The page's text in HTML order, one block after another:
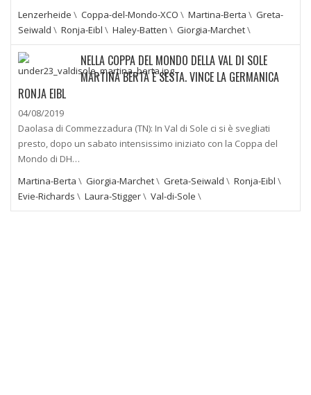
Lenzerheide \ Coppa-del-Mondo-XCO \ Martina-Berta \ Greta-
Seiwald \ Ronja-Eibl \ Haley-Batten \ Giorgia-Marchet\
NELLA COPPA DEL MONDO DELLA VAL DI SOLE
MARTINA BERTA È SESTA. VINCE LA GERMANICA
RONJA EIBL
04/08/2019
Daolasa di Commezzadura (TN): In Val di Sole ci si è svegliati
presto, dopo un sabato intensissimo iniziato con la Coppa del
Mondo di DH…
Martina-Berta \ Giorgia-Marchet\ Greta-Seiwald \ Ronja-Eibl \
Evie-Richards \ Laura-Stigger\ Val-di-Sole \